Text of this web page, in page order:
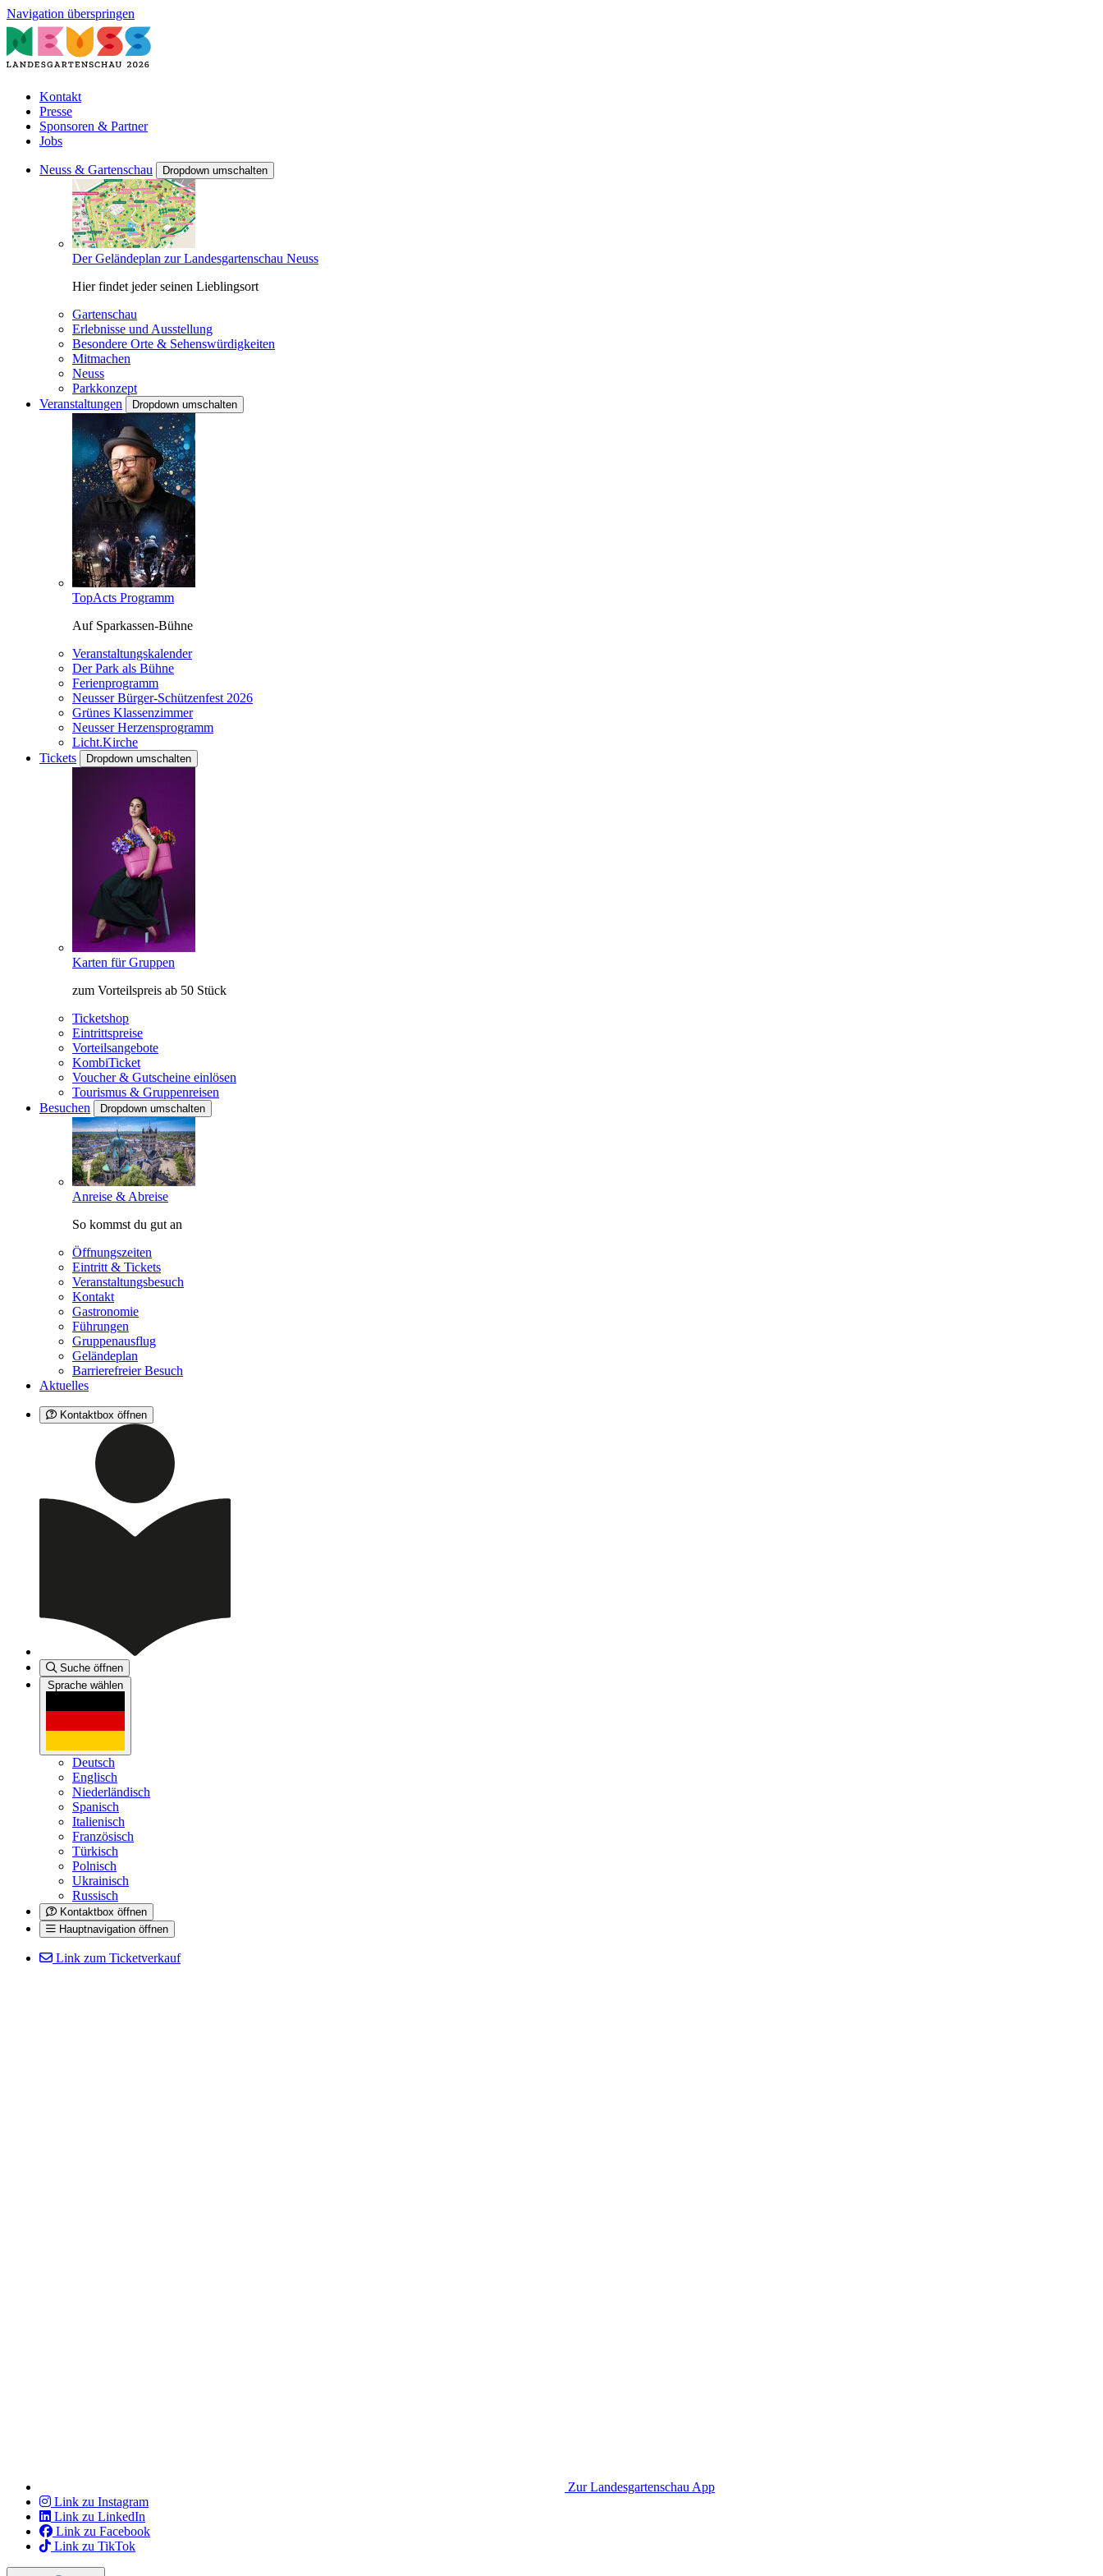
Navigation überspringen
Kontakt
Presse
Sponsoren & Partner
Jobs
Neuss & Gartenschau Dropdown umschalten
Der Geländeplan zur Landesgartenschau Neuss
Hier findet jeder seinen Lieblingsort
Gartenschau
Erlebnisse und Ausstellung
Besondere Orte & Sehenswürdigkeiten
Mitmachen
Neuss
Parkkonzept
Veranstaltungen
Dropdown umschalten
TopActs Programm
Auf Sparkassen-Bühne
Veranstaltungskalender
Der Park als Bühne
Ferienprogramm
Neusser Bürger-Schützenfest 2026
Grünes Klassenzimmer
Neusser Herzensprogramm
Licht.Kirche
Tickets
Dropdown umschalten
Karten für Gruppen
zum Vorteilspreis ab 50 Stück
Ticketshop
Eintrittspreise
Vorteilsangebote
KombiTicket
Voucher & Gutscheine einlösen
Tourismus & Gruppenreisen
Besuchen
Dropdown umschalten
Anreise & Abreise
So kommst du gut an
Öffnungszeiten
Eintritt & Tickets
Veranstaltungsbesuch
Kontakt
Gastronomie
Führungen
Gruppenausflug
Geländeplan
Barrierefreier Besuch
Aktuelles
Kontaktbox öffnen
Suche öffnen
Sprache wählen
Deutsch
Englisch
Niederländisch
Spanisch
Italienisch
Französisch
Türkisch
Polnisch
Ukrainisch
Russisch
Kontaktbox öffnen
Hauptnavigation öffnen
Link zum Ticketverkauf
Zur Landesgartenschau App
Link zu Instagram
Link zu LinkedIn
Link zu Facebook
Link zu TikTok